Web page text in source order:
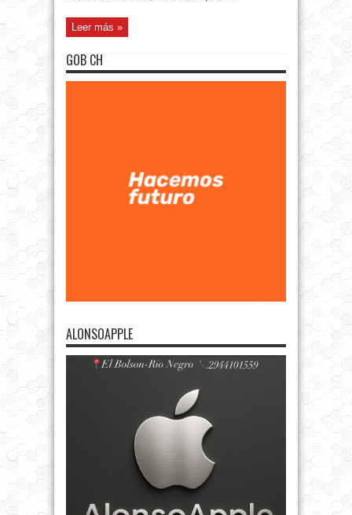
Leer más »
GOB CH
ALONSOAPPLE